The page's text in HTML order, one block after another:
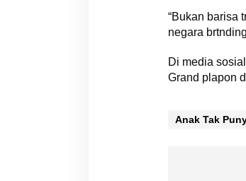
“Bukan barisa
negara
Di media
Grand plapon
Anak Tak